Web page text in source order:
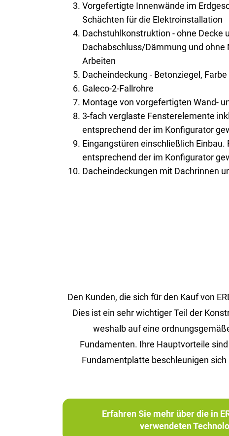
Vorgefertigte Innenwände im
Schächten für die Elektroinstallation
Dachstuhlkonstruktion - ohne Decke
Dachabschluss/Dämmung und ohne
Arbeiten
Dacheindeckung - Betonziegel,
Galeco-2-Fallrohre
Montage von vorgefertigten Wand-
3-fach verglaste Fensterelemente
entsprechend der im Konfigurator
Eingangstüren einschließlich Einbau.
entsprechend der im Konfigurator
Dacheindeckungen mit Dachrinnen
Den Kunden, die sich für den Kauf von
Dies ist ein sehr wichtiger Teil der
weshalb auf eine
Fundamenten. Ihre Hauptvorteile
Fundamentplatte beschleunigen
Erfahren Sie mehr über die in
verwendeten